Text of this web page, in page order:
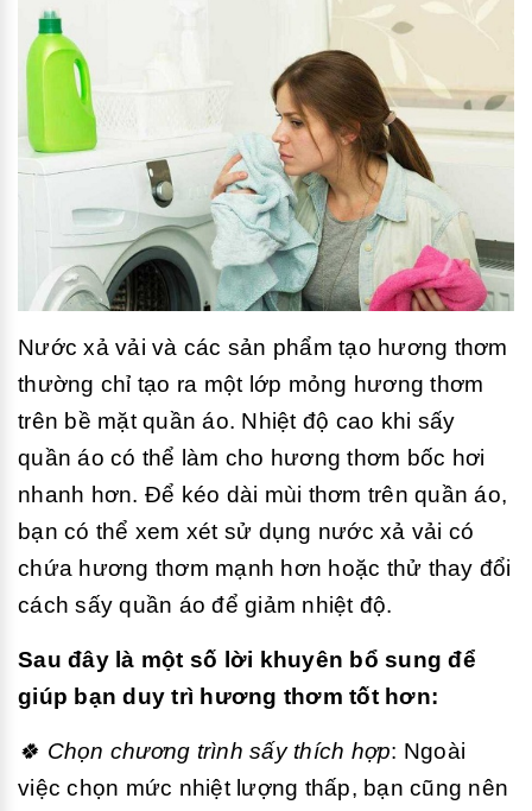
Nước xả vải và các sản phẩm tạo hương thơm
thường chỉ tạo ra một lớp mỏng hương thơm
trên bề mặt quần áo. Nhiệt độ cao khi sấy
quần áo có thể làm cho hương thơm bốc hơi
nhanh hơn. Để kéo dài mùi thơm trên quần áo,
bạn có thể xem xét sử dụng nước xả vải có
chứa hương thơm mạnh hơn hoặc thử thay đổi
cách sấy quần áo để giảm nhiệt độ.
Sau đây là một số lời khuyên bổ sung để
giúp bạn duy trì hương thơm tốt hơn:
🍀 Chọn chương trình sấy thích hợp: Ngoài
việc chọn mức nhiệt lượng thấp, bạn cũng nên